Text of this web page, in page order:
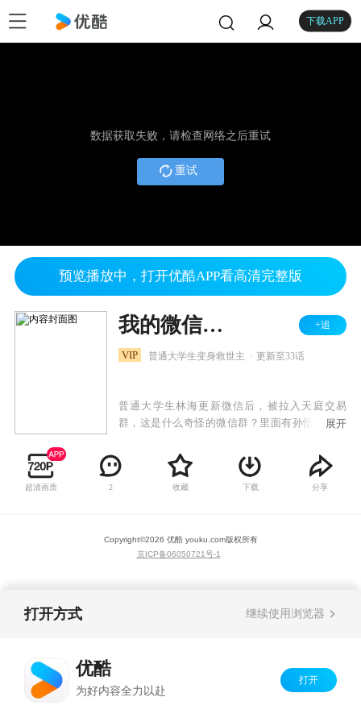
下载APP
数据获取失败，请检查网络之后重试
重试
预览播放中，打开优酷APP看高清完整版
我的微信连三界 第四季 +追
VIP 普通大学生变身救世主 更新至33话
普通大学生林海更新微信后，被拉入天庭交易
群，这是什么奇怪的微信群？里面有孙悟空猪八
是林海想不到的是，他们居然可以交易各种神丹
妙药，让原本平凡低调的林海，摇身一变成为了
实力高强的救世主！从此他的人生变得多姿多
展开
超清画质 2 收藏 下载 分享
Copyright©2026 优酷 youku.com版权所有
京ICP备06050721号-1
打开方式 继续使用浏览器
优酷
为好内容全力以赴
打开